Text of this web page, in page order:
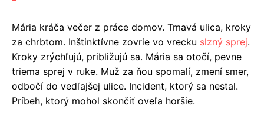
Mária kráča večer z práce domov. Tmavá ulica, kroky
za chrbtom. Inštinktívne zovrie vo vrecku slzný sprej.
Kroky zrýchľujú, približujú sa. Mária sa otočí, pevne
triema sprej v ruke. Muž za ňou spomalí, zmení smer,
odbočí do vedľajšej ulice. Incident, ktorý sa nestal.
Príbeh, ktorý mohol skončiť oveľa horšie.